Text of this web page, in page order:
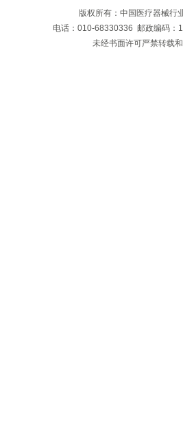
版权所有：中国医疗器械行
电话：010-68330336 邮政编码：
未经书面许可严禁转载